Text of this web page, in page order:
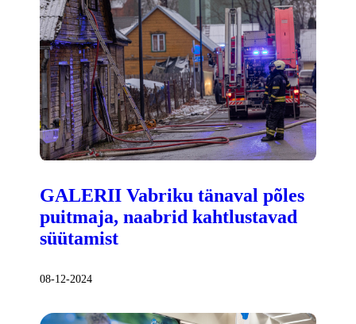
GALERII Vabriku tänaval põles
puitmaja, naabrid kahtlustavad
süütamist
08-12-2024